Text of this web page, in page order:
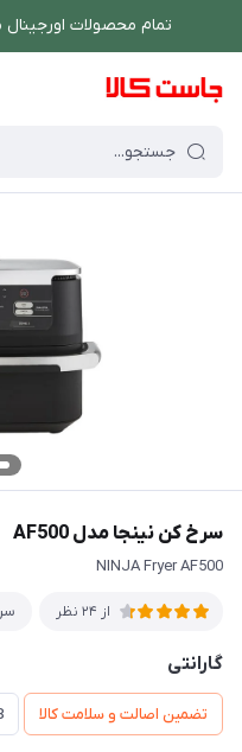
تمام محصولات اورجینال
فروشگاه اینترنتی جاست کالا
سرخ کن نینجا مدل AF500
NINJA Fryer AF500
از 24 نظر
گارانتی
تضمین اصالت و سلامت کالا 18 ماه